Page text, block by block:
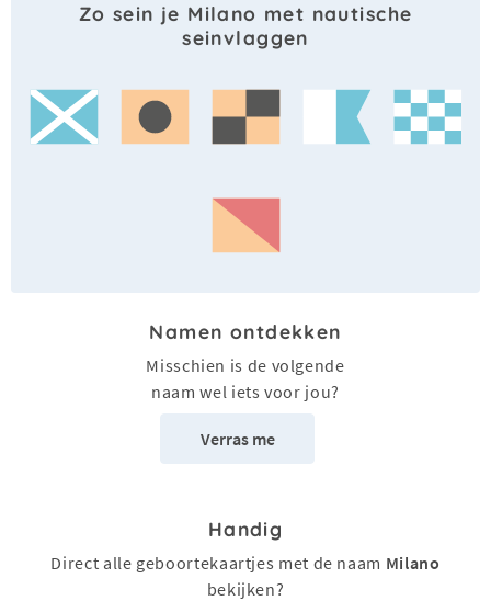
Zo sein je Milano met nautische
seinvlaggen
Namen ontdekken
Misschien is de volgende
naam wel iets voor jou?
Verras me
Handig
Direct alle geboortekaartjes met de naam Milano
bekijken?